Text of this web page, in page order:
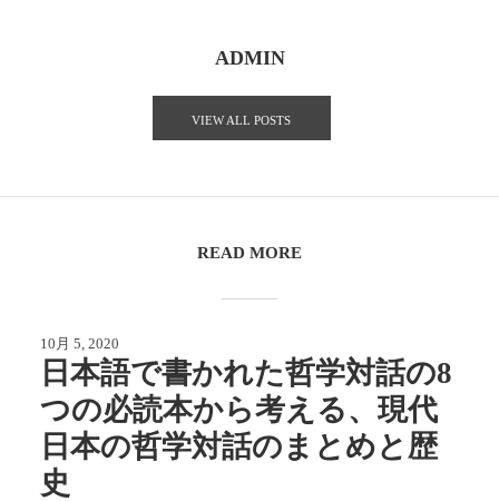
ADMIN
VIEW ALL POSTS
READ MORE
10月 5, 2020
日本語で書かれた哲学対話の8
つの必読本から考える、現代
日本の哲学対話のまとめと歴
史